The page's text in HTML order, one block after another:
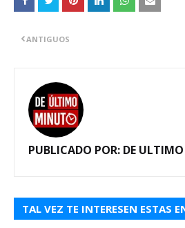
ANTIGUOS
PUBLICADO POR: DE
TAL VEZ TE INTERESEN ESTAS